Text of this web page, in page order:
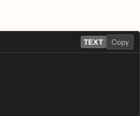
TEXT Copy